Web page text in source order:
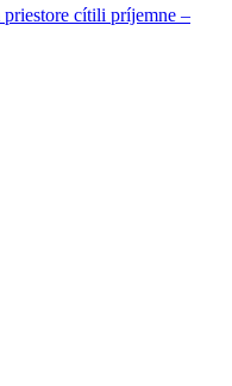
cítili príjemne –